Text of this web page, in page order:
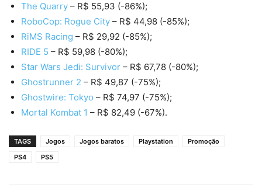
The Quarry – R$ 55,93 (-86%);
RoboCop: Rogue City – R$ 44,98 (-85%);
RiMS Racing – R$ 29,92 (-85%);
RIDE 5 – R$ 59,98 (-80%);
Star Wars Jedi: Survivor – R$ 67,78 (-80%);
Ghostrunner 2 – R$ 49,87 (-75%);
Ghostwire: Tokyo – R$ 74,97 (-75%);
Mortal Kombat 1 – R$ 82,49 (-67%).
TAGS Jogos Jogos baratos Playstation
Promoção
PS4
PS5